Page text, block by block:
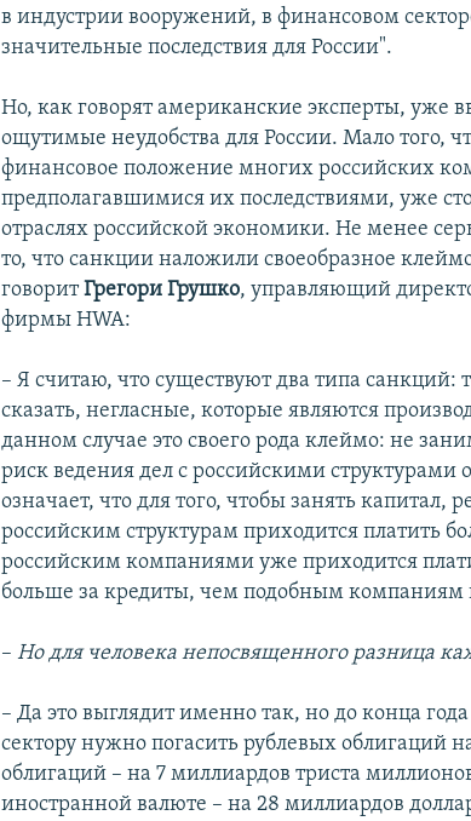
в индустрии вооружений, в финансовом
значительные последствия для России".
Но, как говорят американские эксперты, уже
ощутимые неудобства для России. Мало того,
финансовое положение многих российских
предполагавшимися их последствиями, уже
отраслях российской экономики. Не менее
то, что санкции наложили своеобразное
говоритГрегори Грушко, управляющий
фирмы HWA:
– Я считаю, что существуют два типа санкций:
сказать, негласные, которые являются
данном случае это своего рода клеймо: не
риск ведения дел с российскими
означает, что для того, чтобы занять капитал,
российским структурам приходится платить
российским компаниями уже приходится
больше за кредиты, чем подобным компаниям
–Но для человека непосвященного разница
– Да это выглядит именно так, но до конца
сектору нужно погасить рублевых облигаций
облигаций – на 7 миллиардов триста
иностранной валюте – на 28 миллиардов